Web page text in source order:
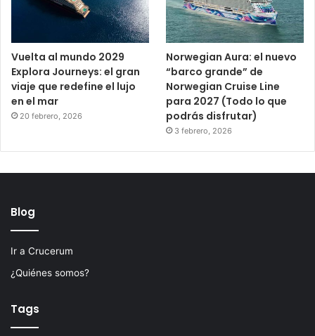
Vuelta al mundo 2029
Explora Journeys: el gran
viaje que redefine el lujo
en el mar
20 febrero, 2026
Norwegian Aura: el nuevo
“barco grande” de
Norwegian Cruise Line
para 2027 (Todo lo que
podrás disfrutar)
3 febrero, 2026
Blog
Ir a Crucerum
¿Quiénes somos?
Tags